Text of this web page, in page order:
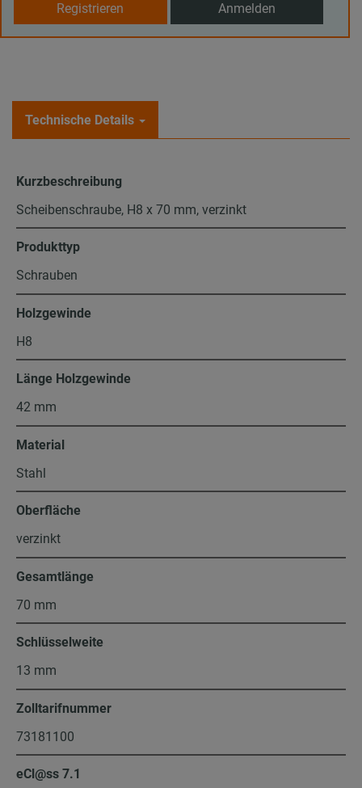
Registrieren Anmelden
Technische Details
Kurzbeschreibung
Scheibenschraube, H8 x 70 mm, verzinkt
Produkttyp
Schrauben
Holzgewinde
H8
Länge Holzgewinde
42 mm
Material
Stahl
Oberfläche
verzinkt
Gesamtlänge
70 mm
Schlüsselweite
13 mm
Zolltarifnummer
73181100
eCl@ss 7.1